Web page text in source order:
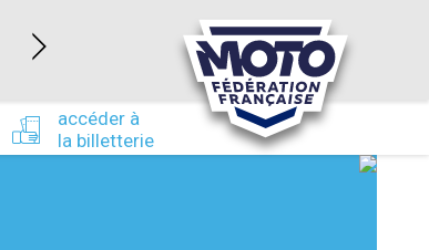
accéder à
la billetterie
NEVERS MAGNY-COURS (58)
du 24/09/2026 au 27/09/2026